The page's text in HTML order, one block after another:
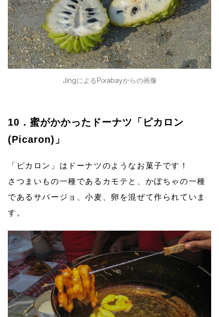
JingによるPixabayからの画像
10．蜜がかかったドーナツ「ピカロン
(Picaron)」
「ピカロン」はドーナツのようなお菓子です！
さつまいもの一種であるカモテと、かぼちゃの一種
であるサパージョ、小麦、卵を混ぜて作られていま
す。